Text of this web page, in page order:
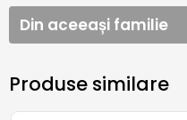
Din aceeași familie
Produse similare